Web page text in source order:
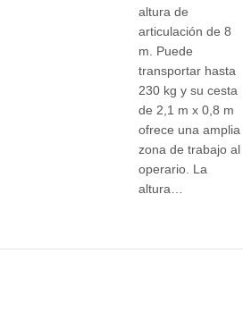
altura de
articulación de 8
m. Puede
transportar hasta
230 kg y su cesta
de 2,1 m x 0,8 m
ofrece una amplia
zona de trabajo al
operario. La
altura…